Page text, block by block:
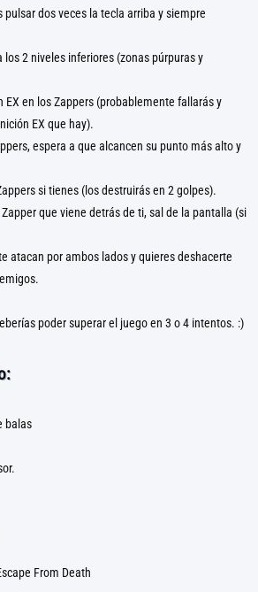
pulsar dos veces la tecla arriba y siempre
los 2 niveles inferiores (zonas púrpuras y
EX en los Zappers (probablemente fallarás y
EX que hay).
espera a que alcancen su punto más alto y
si tienes (los destruirás en 2 golpes).
que viene detrás de ti, sal de la pantalla (si
atacan por ambos lados y quieres deshacerte
poder superar el juego en 3 o 4 intentos. :)
balas
From Death